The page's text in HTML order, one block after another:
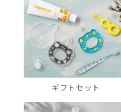
ギフトセット